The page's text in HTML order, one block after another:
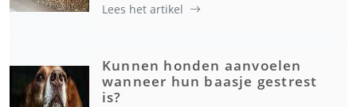
Lees het artikel
Kunnen honden aanvoelen
wanneer hun baasje gestrest
is?